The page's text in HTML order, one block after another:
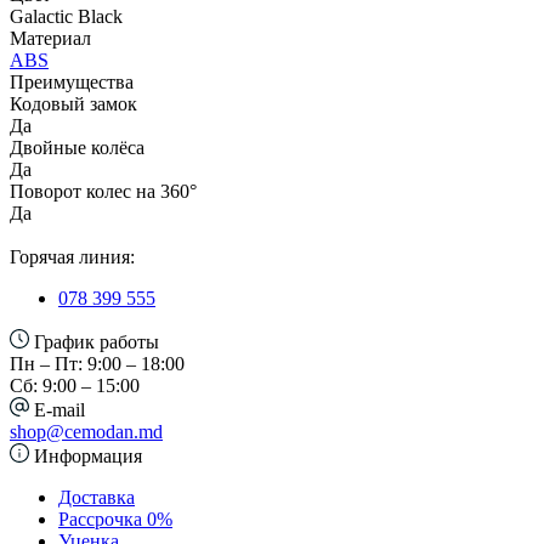
Galactic Black
Материал
ABS
Преимущества
Кодовый замок
Да
Двойные колёса
Да
Поворот колес на 360°
Да
Горячая линия:
078 399 555
График работы
Пн – Пт: 9:00 – 18:00
Сб: 9:00 – 15:00
E-mail
shop@cemodan.md
Информация
Доставка
Рассрочка 0%